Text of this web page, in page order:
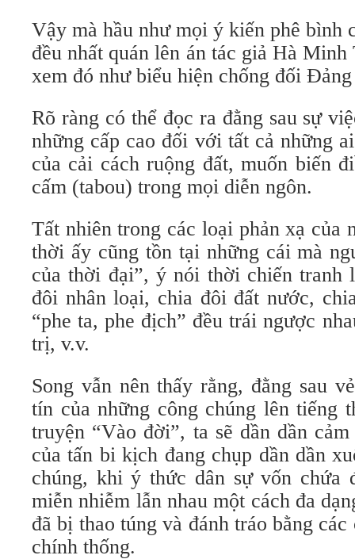
Vậy mà hầu như mọi ý kiến phê bình
đều nhất quán lên án tác giả Hà
xem đó như biểu hiện chống đối
Rõ ràng có thể đọc ra đằng sau sự
những cấp cao đối với tất cả những
của cải cách ruộng đất, muốn biến
cấm (tabou) trong mọi diễn ngôn.
Tất nhiên trong các loại phản xạ của
thời ấy cũng tồn tại những cái mà
của thời đại”, ý nói thời chiến tranh
đôi nhân loại, chia đôi đất nước,
“phe ta, phe địch” đều trái ngược
trị, v.v.
Song vẫn nên thấy rằng, đằng sau
tín của những công chúng lên tiếng
truyện “Vào đời”, ta sẽ dần dần
của tấn bi kịch đang chụp dần dần
chúng, khi ý thức dân sự vốn chứa
miễn nhiễm lẫn nhau một cách đa
đã bị thao túng và đánh tráo bằng
chính thống.